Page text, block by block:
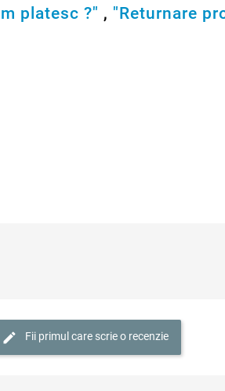
platesc ?" , "Returnare
Fii primul care scrie o recenzie